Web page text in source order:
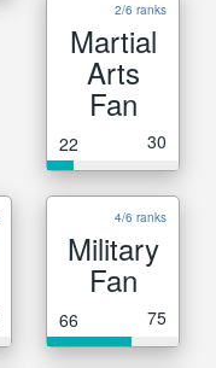
2/6 ranks
Martial
Arts
Fan
22 30
4/6 ranks
Military
Fan
66 75